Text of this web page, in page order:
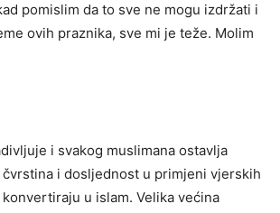
pomislim da to sve ne mogu izdržati i
ovih praznika, sve mi je teže. Molim
i svakog muslimana ostavlja
i dosljednost u primjeni vjerskih
u islam. Velika većina